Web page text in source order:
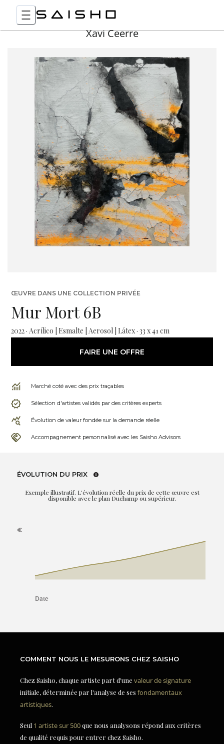
Xavi Ceerre
ŒUVRE DANS UNE COLLECTION PRIVÉE
Mur Mort 6B
2022 · Acrílico | Esmalte | Aerosol | Látex · 33 x 41 cm
FAIRE UNE OFFRE
Marché coté avec des prix traçables
Sélection d'artistes validés par des critères experts
Évolution de valeur fondée sur la demande réelle
Accompagnement personnalisé avec les Saisho Advisors
ÉVOLUTION DU PRIX
Exemple illustratif. L'évolution réelle du prix de cette œuvre est
disponible avec le plan Duchamp ou supérieur.
COMMENT NOUS LE MESURONS CHEZ SAISHO
Chez Saisho, chaque artiste part d'une valeur de signature
initiale, déterminée par l'analyse de ses fondamentaux
artistiques.
Seul 1 artiste sur 500que nous analysons répond aux critères
de qualité requis pour entrer chez Saisho.